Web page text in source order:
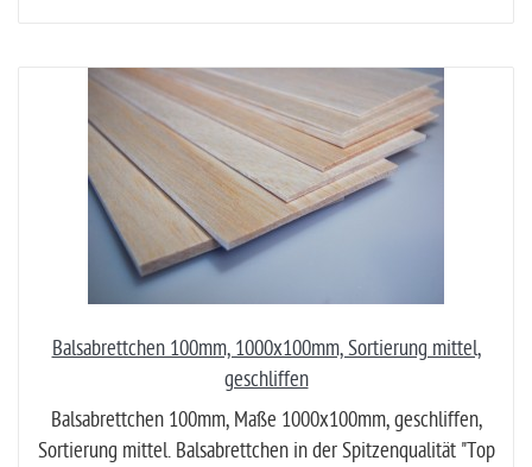
Balsabrettchen 100mm, 1000x100mm, Sortierung mittel,
geschliffen
Balsabrettchen 100mm, Maße 1000x100mm, geschliffen,
Sortierung mittel. Balsabrettchen in der Spitzenqualität "Top